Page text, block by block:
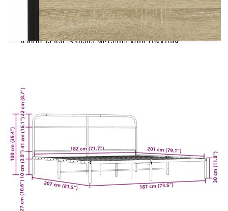
Ако търсите здрава рамка за легло за вашата
спалня, тогава тази класическа рамка за легло с
елегантен и непреходен дизайн е идеалният
избор за вас!Здрава метална конструкция:
крака: Това легло се поддържа от здрави крака,
осигуряващи стабилност, безопасност и
твърдост.Гъвкава табла: Тази рамка за легло се
предлага с табла, която осигурява отлична
опора за гърба, когато седите в леглото, за да
четете или гледате телевизия, като
същевременно служи и като декоративен
елемент.Решетъчна основа за оптимална опора:
Рамката на леглото е оборудвана с решетъчна
основа за опора и дишане на вашия
матрак.Добре е да се знае:Към това легло не е
включен матрак. Предлагаме разнообразие от
матраци. Можете да проверите нашия магазин
за подходящ матрак.